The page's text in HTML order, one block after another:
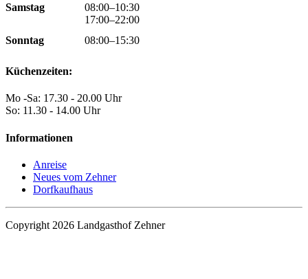
Samstag
08:00–10:30
17:00–22:00
Sonntag
08:00–15:30
Küchenzeiten:
Mo -Sa: 17.30 - 20.00 Uhr
So: 11.30 - 14.00 Uhr
Informationen
Anreise
Neues vom Zehner
Dorfkaufhaus
Copyright 2026 Landgasthof Zehner